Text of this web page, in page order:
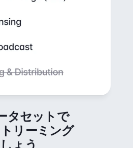
タセットで
リーミング
ょう